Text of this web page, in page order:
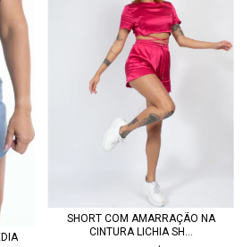
SHORT COM AMARRAÇÃO NA
CINTURA LICHIA SH...